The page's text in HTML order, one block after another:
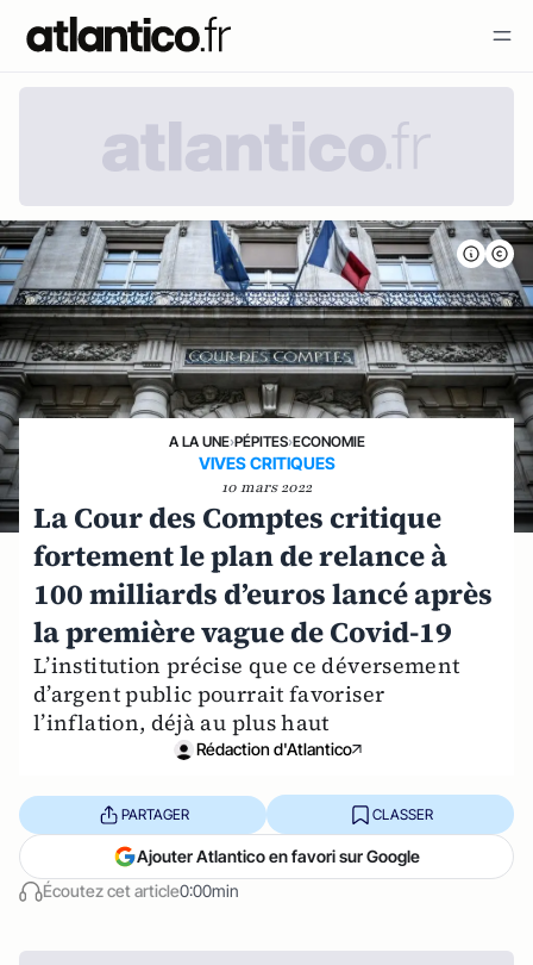
A LA UNE›PÉPITES›ECONOMIE
VIVES CRITIQUES
10 mars 2022
La Cour des Comptes critique
fortement le plan de relance à
100 milliards d’euros lancé après
la première vague de Covid-19
L’institution précise que ce déversement
d’argent public pourrait favoriser
l’inflation, déjà au plus haut
Rédaction d'Atlantico
Écoutez cet article0:00min
PARTAGER CLASSER
Ajouter Atlantico en favori sur Google